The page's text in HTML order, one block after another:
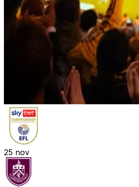
25 nov